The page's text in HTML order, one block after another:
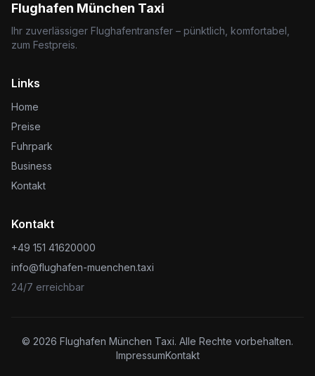
Flughafen München Taxi
Ihr zuverlässiger Flughafentransfer – pünktlich, komfortabel,
zum Festpreis.
Links
Home
Preise
Fuhrpark
Business
Kontakt
Kontakt
+49 151 41620000
info@flughafen-muenchen.taxi
24/7 erreichbar
© 2026 Flughafen München Taxi. Alle Rechte vorbehalten.
ImpressumKontakt